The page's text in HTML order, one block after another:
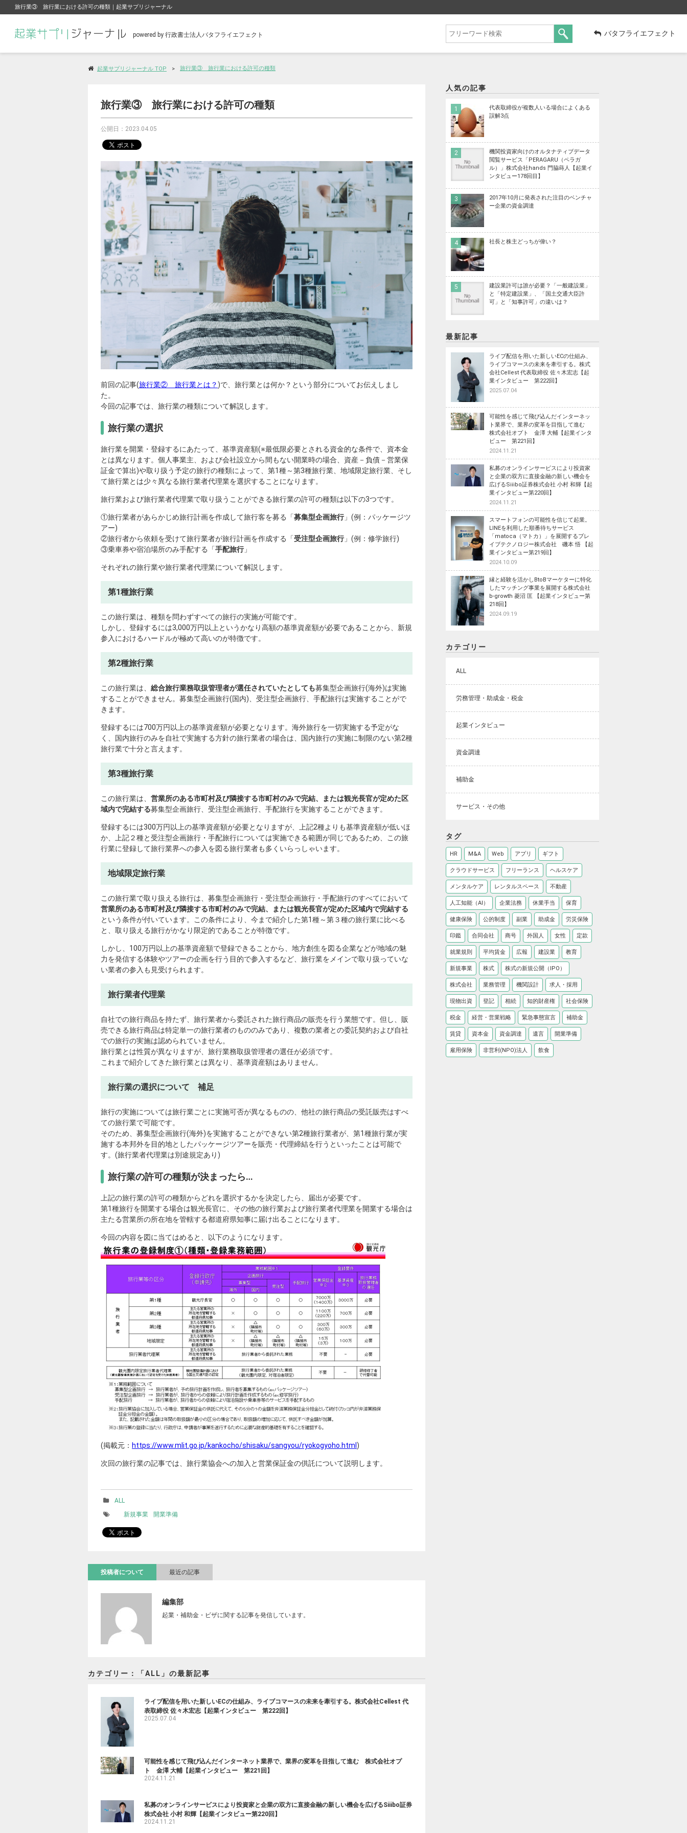
旅行業③ 旅行業における許可の種類｜起業サプリジャーナル
powered by 行政書士法人バタフライエフェクト バタフライエフェクト
起業サプリジャーナル TOP 旅行業③ 旅行業における許可の種類
旅行業③ 旅行業における許可の種類
公開日：2023.04.05
前回の記事(旅行業② 旅行業とは？)で、旅行業とは何か？という部分についてお伝えしまし
た。
今回の記事では、旅行業の種類について解説します。
旅行業の選択
旅行業を開業・登録するにあたって、基準資産額(※最低限必要とされる資金的な条件で、資本金
とは異なります。個人事業主、および会社設立から間もない開業時の場合、資産－負債－営業保
証金で算出)や取り扱う予定の旅行の種類によって、第1種～第3種旅行業、地域限定旅行業、そし
て旅行業とは少々異なる旅行業者代理業を選択することになります。
旅行業および旅行業者代理業で取り扱うことができる旅行業の許可の種類は以下の3つです。
①旅行業者があらかじめ旅行計画を作成して旅行客を募る「募集型企画旅行」(例：パッケージツ
アー)
②旅行者から依頼を受けて旅行業者が旅行計画を作成する「受注型企画旅行」(例：修学旅行)
③乗車券や宿泊場所のみ手配する「手配旅行」
それぞれの旅行業や旅行業者代理業について解説します。
第1種旅行業
この旅行業は、種類を問わずすべての旅行の実施が可能です。
しかし、登録するには3,000万円以上というかなり高額の基準資産額が必要であることから、新規
参入におけるハードルが極めて高いのが特徴です。
第2種旅行業
この旅行業は、 総合旅行業務取扱管理者が選任されていたとしても募集型企画旅行(海外)は実施
することができません。募集型企画旅行(国内)、受注型企画旅行、手配旅行は実施することがで
きます。
登録するには700万円以上の基準資産額が必要となります。海外旅行を一切実施する予定がな
く、国内旅行のみを自社で実施する方針の旅行業者の場合は、国内旅行の実施に制限のない第2種
旅行業で十分と言えます。
第3種旅行業
この旅行業は、 営業所のある市町村及び隣接する市町村のみで完結、または観光長官が定めた区
域内で完結する募集型企画旅行、受注型企画旅行、手配旅行を実施することができます。
登録するには300万円以上の基準資産額が必要となりますが、上記2種よりも基準資産額が低いほ
か、上記２種と受注型企画旅行・手配旅行については実施できる範囲が同じであるため、この旅
行業に登録して旅行業界への参入を図る旅行業者も多くいらっしゃいます。
地域限定旅行業
この旅行業で取り扱える旅行は、募集型企画旅行・受注型企画旅行・手配旅行のすべてにおいて
営業所のある市町村及び隣接する市町村のみで完結、または観光長官が定めた区域内で完結する
という条件が付いています。この条件により、今まで紹介した第1種～第３種の旅行業に比べる
と、取り扱える旅行がかなり限定的であることが特徴です。
しかし、100万円以上の基準資産額で登録できることから、地方創生を図る企業などが地域の魅
力を発信する体験やツアーの企画を行う目的で参入するなど、旅行業をメインで取り扱っていな
い業者の参入も見受けられます。
旅行業者代理業
自社での旅行商品を持たず、旅行業者から委託された旅行商品の販売を行う業態です。但し、販
売できる旅行商品は特定単一の旅行業者のもののみであり、複数の業者との委託契約および自社
での旅行の実施は認められていません。
旅行業とは性質が異なりますが、旅行業務取扱管理者の選任が必須です。
これまで紹介してきた旅行業とは異なり、基準資産額はありません。
旅行業の選択について 補足
旅行の実施については旅行業ごとに実施可否が異なるものの、他社の旅行商品の受託販売はすべ
ての旅行業で可能です。
そのため、募集型企画旅行(海外)を実施することができない第2種旅行業者が、第1種旅行業が実
施する本邦外を目的地としたパッケージツアーを販売・代理締結を行うといったことは可能で
す。(旅行業者代理業は別途規定あり)
旅行業の許可の種類が決まったら…
上記の旅行業の許可の種類からどれを選択するかを決定したら、届出が必要です。
第1種旅行を開業する場合は観光長官に、その他の旅行業および旅行業者代理業を開業する場合は
主たる営業所の所在地を管轄する都道府県知事に届け出ることになります。
今回の内容を図に当てはめると、以下のようになります。
(掲載元： https://www.mlit.go.jp/kankocho/shisaku/sangyou/ryokogyoho.html )
次回の旅行業の記事では、旅行業協会への加入と営業保証金の供託について説明します。
ALL
新規事業
開業準備
投稿者について 最近の記事
編集部
起業・補助金・ビザに関する記事を発信しています。
カテゴリー：「ALL」の最新記事
ライブ配信を用いた新しいECの仕組み、ライブコマースの未来を牽引する。株式会社Cellest 代
表取締役 佐々木宏志【起業インタビュー 第222回】
2025.07.04
可能性を感じて飛び込んだインターネット業界で、業界の変革を目指して進む 株式会社オプ
ト 金澤 大輔【起業インタビュー 第221回】
2024.11.21
私募のオンラインサービスにより投資家と企業の双方に直接金融の新しい機会を広げるSiiibo証券
株式会社 小村 和輝【起業インタビュー第220回】
2024.11.21
人気の記事
代表取締役が複数人いる場合によくある
誤解3点
機関投資家向けのオルタナティブデータ
閲覧サービス「PERAGARU（ペラガ
ル）」株式会社hands 門脇蒔人【起業イ
ンタビュー178回目】
2017年10月に発表された注目のベンチャ
ー企業の資金調達
社長と株主どっちが偉い？
建設業許可は誰が必要？「一般建設業」
と「特定建設業」、「国土交通大臣許
可」と「知事許可」の違いは？
最新記事
ライブ配信を用いた新しいECの仕組み、
ライブコマースの未来を牽引する。株式
会社Cellest 代表取締役 佐々木宏志【起
業インタビュー 第222回】
2025.07.04
可能性を感じて飛び込んだインターネッ
ト業界で、業界の変革を目指して進む
株式会社オプト 金澤 大輔【起業インタ
ビュー 第221回】
2024.11.21
私募のオンラインサービスにより投資家
と企業の双方に直接金融の新しい機会を
広げるSiiibo証券株式会社 小村 和輝【起
業インタビュー第220回】
2024.11.21
スマートフォンの可能性を信じて起業。
LINEを利用した順番待ちサービス
「matoca（マトカ）」を展開するブレ
イブテクノロジー株式会社 磯本 悟 【起
業インタビュー第219回】
2024.10.09
縁と経験を活かしBtoBマーケターに特化
したマッチング事業を展開する株式会社
b-growth 菱沼 匡 【起業インタビュー第
218回】
2024.09.19
カテゴリー
ALL
労務管理・助成金・税金
起業インタビュー
資金調達
補助金
サービス・その他
タグ
HR M&A Web アプリ ギフト
クラウドサービス フリーランス ヘルスケア
メンタルケア レンタルスペース 不動産
人工知能（AI） 企業法務 休業手当 保育
健康保険 公的制度 副業 助成金 労災保険
印鑑 合同会社 商号 外国人 女性 定款
就業規則 平均賃金 広報 建設業 教育
新規事業 株式 株式の新規公開（IPO）
株式会社 業務管理 機関設計 求人・採用
現物出資 登記 相続 知的財産権 社会保険
税金 経営・営業戦略 緊急事態宣言 補助金
賃貸 資本金 資金調達 遺言 開業準備
雇用保険 非営利(NPO)法人 飲食